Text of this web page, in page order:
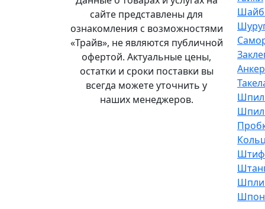
сайте представлены для
ознакомления с возможностями
«Трайв», не являются публичной
офертой. Актуальные цены,
остатки и сроки поставки вы
всегда можете уточнить у
наших менеджеров.
«Трайв»
в
Санкт-
Петербурге
Подробнее...
Офис